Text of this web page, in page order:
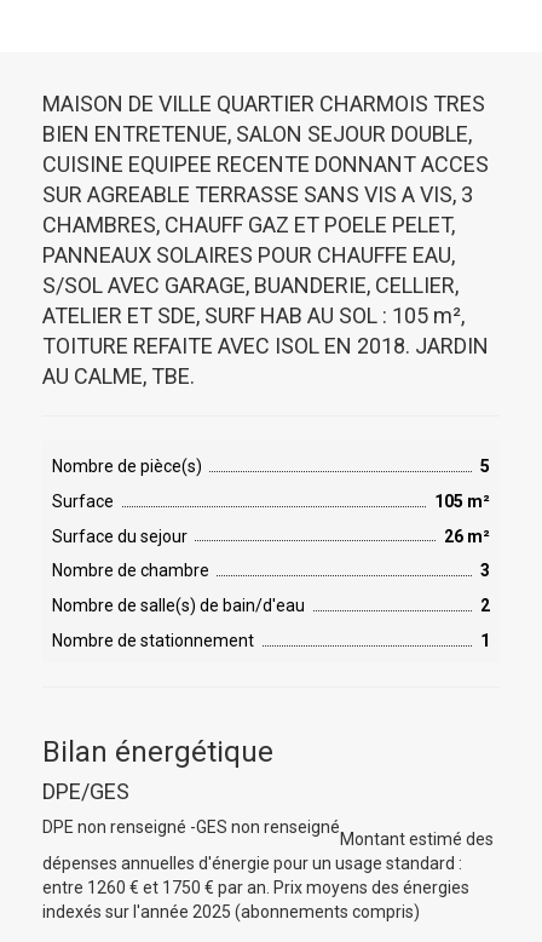
MAISON DE VILLE QUARTIER CHARMOIS TRES
BIEN ENTRETENUE, SALON SEJOUR DOUBLE,
CUISINE EQUIPEE RECENTE DONNANT ACCES
SUR AGREABLE TERRASSE SANS VIS A VIS, 3
CHAMBRES, CHAUFF GAZ ET POELE PELET,
PANNEAUX SOLAIRES POUR CHAUFFE EAU,
S/SOL AVEC GARAGE, BUANDERIE, CELLIER,
ATELIER ET SDE, SURF HAB AU SOL : 105 m²,
TOITURE REFAITE AVEC ISOL EN 2018. JARDIN
AU CALME, TBE.
Nombre de pièce(s)
5
Surface
105 m²
Surface du sejour
26 m²
Nombre de chambre
3
Nombre de salle(s) de bain/d'eau
2
Nombre de stationnement
1
Bilan énergétique
DPE/GES
DPE non renseigné -GES non renseigné
Montant estimé des
dépenses annuelles d'énergie pour un usage standard :
entre 1260 € et 1750 € par an. Prix moyens des énergies
indexés sur l'année 2025 (abonnements compris)